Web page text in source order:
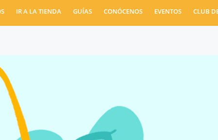
IR A LA TIENDA GUÍAS CONÓCENOS EVENTOS CLUB